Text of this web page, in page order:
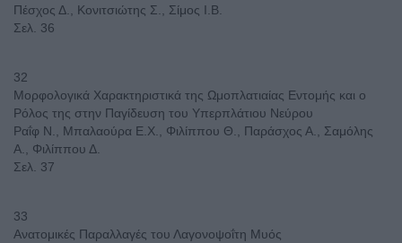
Πέσχος Δ., Κονιτσιώτης Σ., Σίμος Ι.Β.
Σελ. 36
32
Μορφολογικά Χαρακτηριστικά της Ωμοπλατιαίας Εντομής και ο
Ρόλος της στην Παγίδευση του Υπερπλάτιου Νεύρου
Ραΐφ Ν., Μπαλαούρα Ε.Χ., Φιλίππου Θ., Παράσχος Α., Σαμόλης
Α., Φιλίππου Δ.
Σελ. 37
33
Ανατομικές Παραλλαγές του Λαγονοψοΐτη Μυός